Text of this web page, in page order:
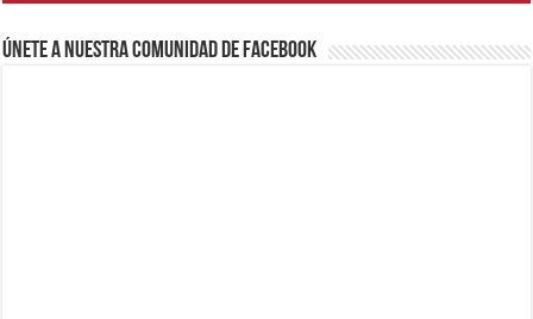
Únete a nuestra comunidad de Facebook